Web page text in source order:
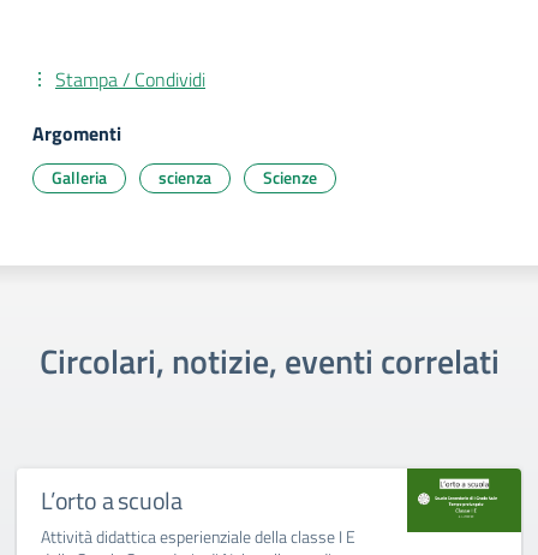
Stampa / Condividi
Argomenti
Galleria scienza Scienze
Circolari, notizie, eventi correlati
L’orto a scuola
Attività didattica esperienziale della classe I E